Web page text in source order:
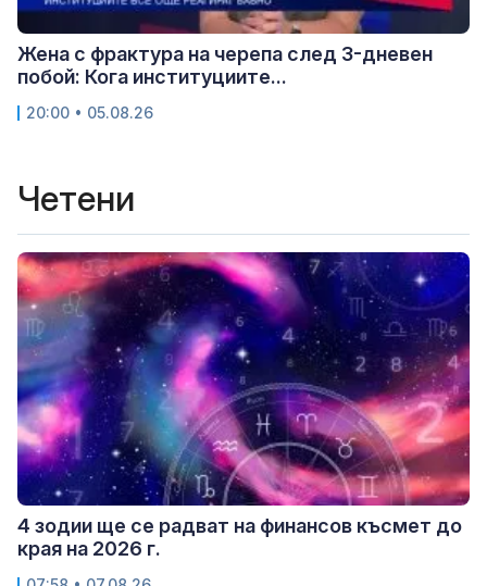
Жена с фрактура на черепа след 3-дневен
побой: Кога институциите...
20:00 • 05.08.26
Четени
4 зодии ще се радват на финансов късмет до
края на 2026 г.